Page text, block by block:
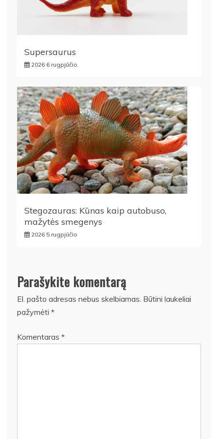
Supersaurus
2026 6 rugpjūčio
Stegozauras: Kūnas kaip autobuso,
mažytės smegenys
2026 5 rugpjūčio
Parašykite komentarą
El. pašto adresas nebus skelbiamas. Būtini laukeliai
pažymėti *
Komentaras *